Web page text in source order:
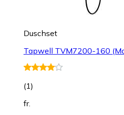
Duschset
Tapwell TVM7200-160
(1)
fr.